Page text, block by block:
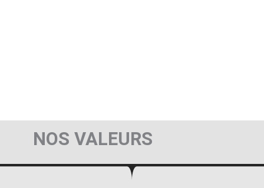
NOS VALEURS